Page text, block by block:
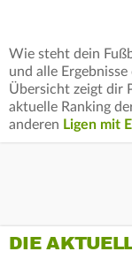
Wie steht dein
und alle
Übersicht zeigt dir
aktuelle Ranking
anderen Ligen mit
DIE